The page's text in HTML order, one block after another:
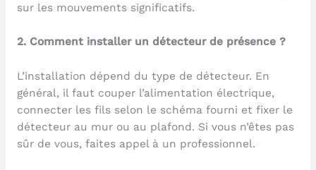
sur les mouvements significatifs.
2. Comment installer un détecteur de présence ?
L’installation dépend du type de détecteur. En
général, il faut couper l’alimentation électrique,
connecter les fils selon le schéma fourni et fixer le
détecteur au mur ou au plafond. Si vous n’êtes pas
sûr de vous, faites appel à un professionnel.